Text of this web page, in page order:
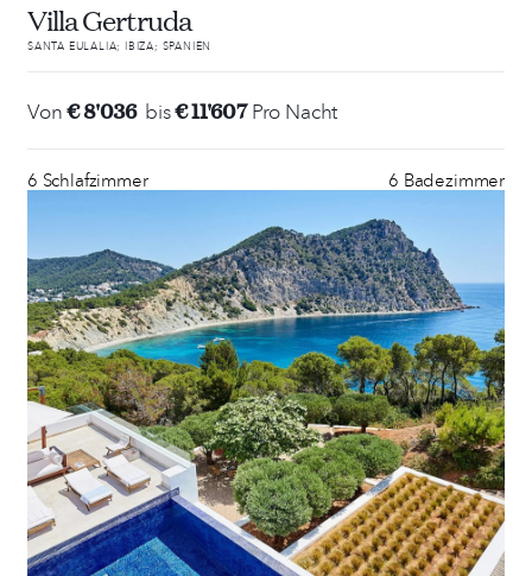
Villa Gertruda
SANTA EULALIA; IBIZA; SPANIEN
Von€ 8'036 bis€ 11'607Pro Nacht
6 Schlafzimmer 6 Badezimmer